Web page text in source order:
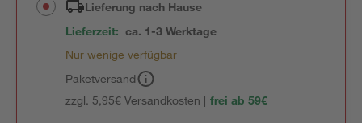
Lieferung nach Hause
Lieferzeit: ca. 1-3 Werktage
Nur wenige verfügbar
Paketversand
zzgl. 5,95€ Versandkosten | frei ab 59€